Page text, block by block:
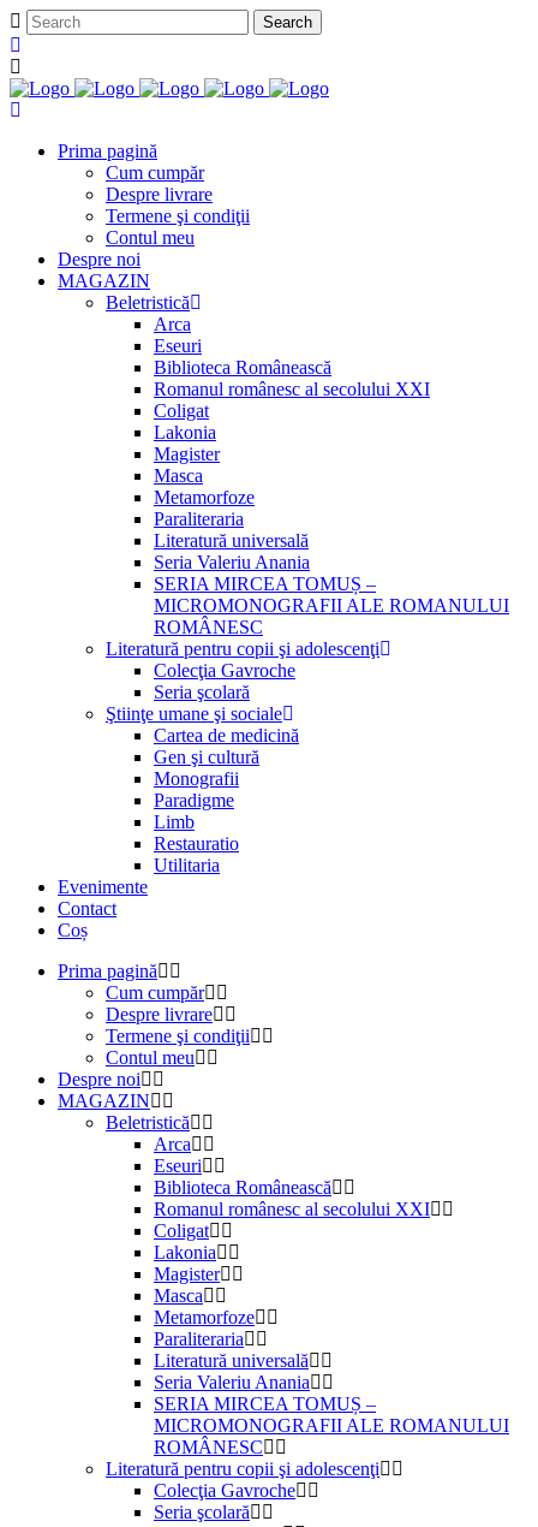
Prima pagină
Cum cumpăr
Despre livrare
Termene şi condiţii
Contul meu
Despre noi
MAGAZIN
Beletristică
Arca
Eseuri
Biblioteca Românească
Romanul românesc al secolului XXI
Coligat
Lakonia
Magister
Masca
Metamorfoze
Paraliteraria
Literatură universală
Seria Valeriu Anania
SERIA MIRCEA TOMUȘ –
MICROMONOGRAFII ALE ROMANULUI
ROMÂNESC
Literatură pentru copii şi adolescenţi
Colecţia Gavroche
Seria şcolară
Ştiinţe umane şi sociale
Cartea de medicină
Gen şi cultură
Monografii
Paradigme
Limb
Restauratio
Utilitaria
Evenimente
Contact
Coș
Prima pagină
Cum cumpăr
Despre livrare
Termene şi condiţii
Contul meu
Despre noi
MAGAZIN
Beletristică
Arca
Eseuri
Biblioteca Românească
Romanul românesc al secolului XXI
Coligat
Lakonia
Magister
Masca
Metamorfoze
Paraliteraria
Literatură universală
Seria Valeriu Anania
SERIA MIRCEA TOMUȘ –
MICROMONOGRAFII ALE ROMANULUI
ROMÂNESC
Literatură pentru copii şi adolescenţi
Colecţia Gavroche
Seria şcolară